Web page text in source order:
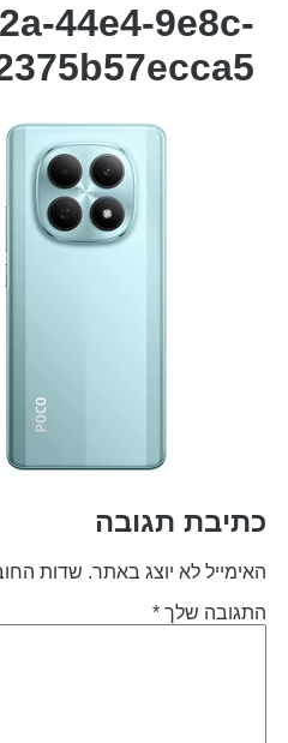
44e4-9e8c-
2375b57ecca5
תגובה
לא יוצג באתר. שדות החובה
שלך*